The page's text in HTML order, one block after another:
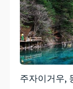
주자이거우,